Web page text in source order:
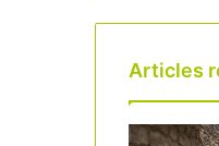
Articles